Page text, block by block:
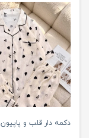
دکمه دار قلب و پاپیون